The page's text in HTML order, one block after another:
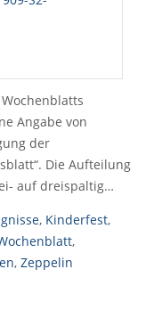
Angabe von
der
Die Aufteilung
auf dreispaltig…
, Kinderfest,
,
, Zeppelin